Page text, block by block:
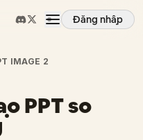
Đăng nhập
IMAGE 2
PPT so